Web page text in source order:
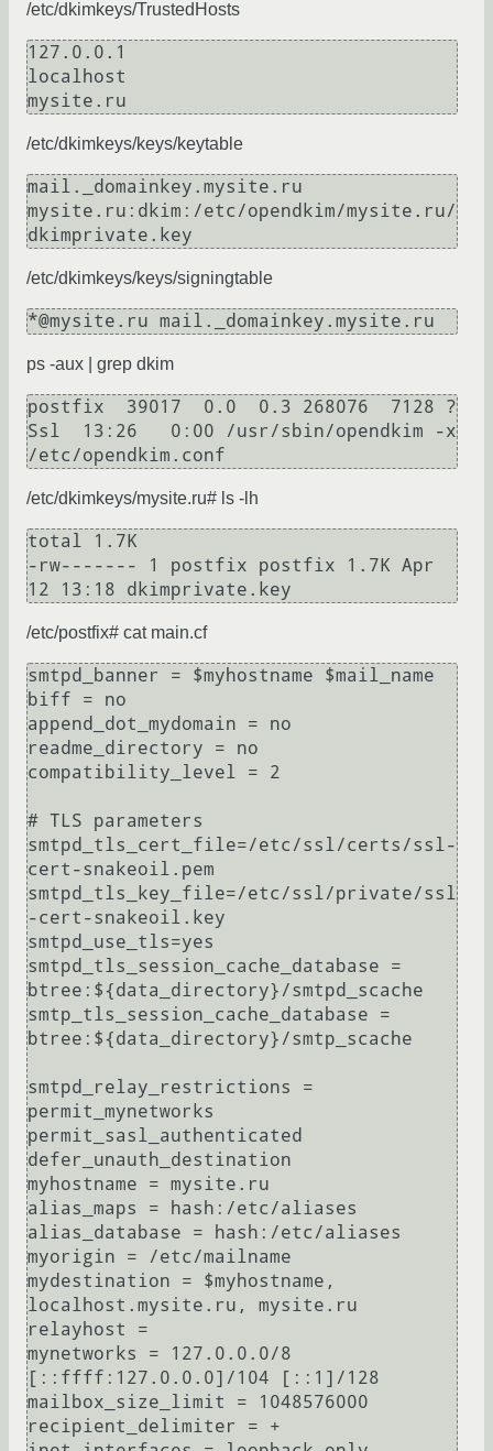
/etc/dkimkeys/TrustedHosts
127.0.0.1
localhost
/etc/dkimkeys/keys/keytable
mail._domainkey.mysite.ru
mysite.ru:dkim:/etc/opendkim/mysite.ru/
/etc/dkimkeys/keys/signingtable
ps -aux | grep dkim
postfix  39017  0.0  0.3 268076  7128 ?
Ssl  13:26   0:00 /usr/sbin/opendkim -x
/etc/dkimkeys/mysite.ru# ls -lh
total 1.7K
-rw------- 1 postfix postfix 1.7K Apr
/etc/postfix# cat main.cf
smtpd_banner = $myhostname $mail_name
biff = no
append_dot_mydomain = no
readme_directory = no
compatibility_level = 2
# TLS parameters
smtpd_tls_cert_file=/etc/ssl/certs/ssl-
cert-snakeoil.pem
smtpd_tls_key_file=/etc/ssl/private/ssl
-cert-snakeoil.key
smtpd_use_tls=yes
smtpd_tls_session_cache_database =
btree:${data_directory}/smtpd_scache
smtp_tls_session_cache_database =
btree:${data_directory}/smtp_scache
smtpd_relay_restrictions =
permit_mynetworks
permit_sasl_authenticated
defer_unauth_destination
myhostname = mysite.ru
alias_maps = hash:/etc/aliases
alias_database = hash:/etc/aliases
myorigin = /etc/mailname
mydestination = $myhostname,
localhost.mysite.ru, mysite.ru
relayhost =
mynetworks = 127.0.0.0/8
[::ffff:127.0.0.0]/104 [::1]/128
mailbox_size_limit = 1048576000
recipient_delimiter = +